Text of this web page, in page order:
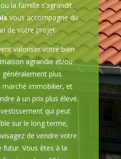
la famille s’agrandit.
vous accompagne du
de votre projet.
valoriser votre bien
agrandie et/ou
plus
immobilier, et
à un prix plus élevé.
qui peut
sur le long terme,
de vendre votre
futur. Vous êtes à la